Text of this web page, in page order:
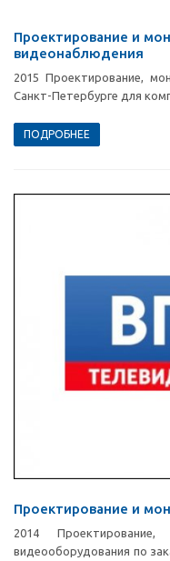
Проектирование и
видеонаблюдения
2015 Проектирование,
Санкт-Петербурге для
ПОДРОБНЕЕ
Проектирование и
2014
видеооборудования по